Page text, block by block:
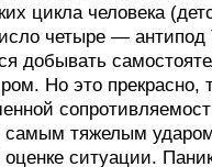
цикла человека
четыре — антипод
добывать
Но это прекрасно,
самым тяжелым
ситуации.